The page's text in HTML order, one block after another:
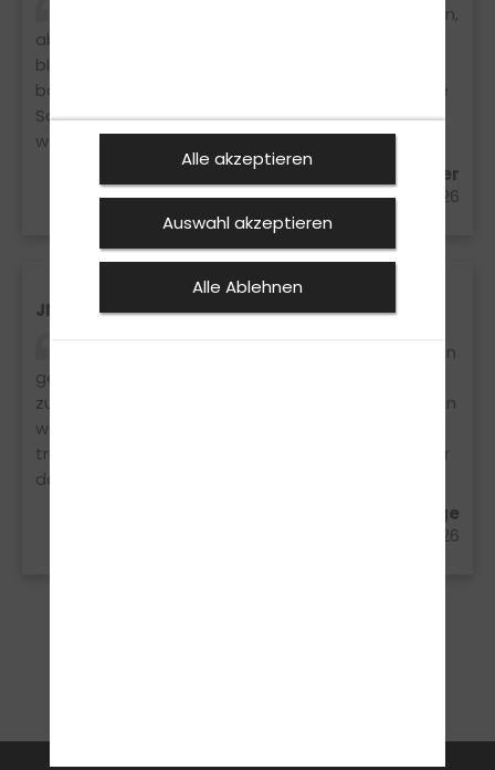
Ich hatte vorher richtig Angst vorm Autofahren,
aber Buki hat mir das komplett genommen. Er
bleibt immer ruhig, erklärt alles verständlich und
baut einen auf. Man merkt einfach, dass ihm seine
Schüler wichtig sind. Würde ich jedem
weiterempfehlen!
Sophie Bergkamp aus Enger
24.03.2026
JMontag
Ich hab meinen Führerschein vor ca. 5 Monaten
gemacht und denke heute noch oft an die Zeit
zurück 😄 Hat echt Spaß gemacht. Die Fahrstunden
waren immer entspannt, viel gelacht, aber
trotzdem viel gelernt. Man fühlt sich einfach sicher
danach im Straßenverkehr.
Jonas Montag aus Spenge
19.03.2026
Alle akzeptieren
Auswahl akzeptieren
Alle Ablehnen